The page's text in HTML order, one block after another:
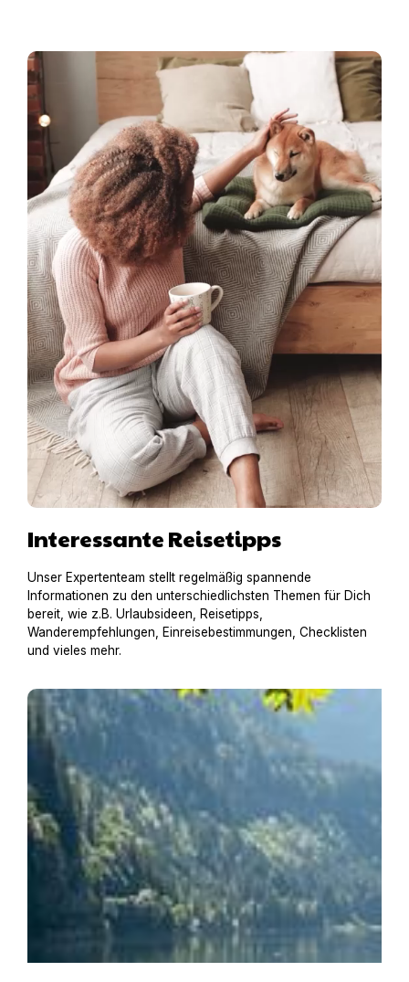
Interessante Reisetipps
Unser Expertenteam stellt regelmäßig spannende
Informationen zu den unterschiedlichsten Themen für Dich
bereit, wie z.B. Urlaubsideen, Reisetipps,
Wanderempfehlungen, Einreisebestimmungen, Checklisten
und vieles mehr.
Einreisebestimmungen für Österreich